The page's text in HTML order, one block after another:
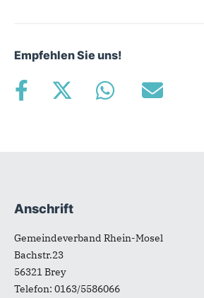
Empfehlen Sie uns!
Fußbereich
Anschrift
Gemeindeverband Rhein-Mosel
Bachstr.23
56321 Brey
Telefon: 0163/5586066